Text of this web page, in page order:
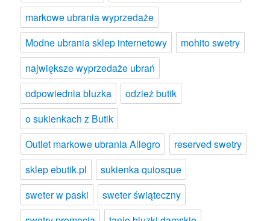
markowe ubrania wyprzedaże
Modne ubrania sklep internetowy
mohito swetry
największe wyprzedaże ubrań
odpowiednia bluzka
odzież butik
o sukienkach z Butik
Outlet markowe ubrania Allegro
reserved swetry
sklep ebutik.pl
sukienka quiosque
sweter w paski
sweter świąteczny